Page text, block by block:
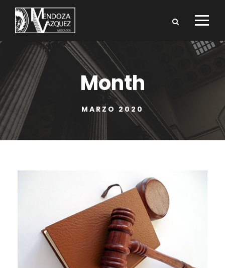
Month
MARZO 2020